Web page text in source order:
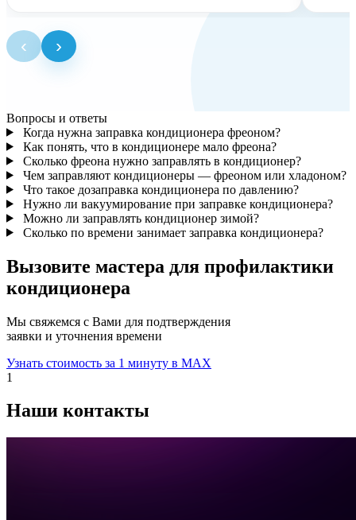
‹ ›
Вопросы и ответы
Когда нужна заправка кондиционера фреоном?
Как понять, что в кондиционере мало фреона?
Сколько фреона нужно заправлять в кондиционер?
Чем заправляют кондиционеры — фреоном или хладоном?
Что такое дозаправка кондиционера по давлению?
Нужно ли вакуумирование при заправке кондиционера?
Можно ли заправлять кондиционер зимой?
Сколько по времени занимает заправка кондиционера?
Вызовите мастера для профилактики
кондиционера
Мы свяжемся с Вами для подтверждения
заявки и уточнения времени
Узнать стоимость за 1 минуту в MAX
1
Наши контакты